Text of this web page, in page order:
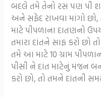
બદલે તમે તેનો રસ પણ પી
અને સફેદ રાખવા માંગો છો,
માટે પીપળાના દાતણનો
તમારા દાંતને સાફ કરો છો
તમે આ માટે 10 ગ્રામ
પીસી ને દાંત માટેનું મંજન
કરો છો, તો તમને દાંતની